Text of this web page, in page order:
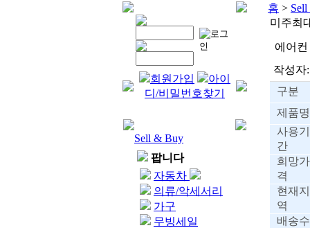
회원가입
아이
디/비밀번호찾기
Sell & Buy
팝니다
자동차
의류/악세서리
가구
무빙세일
홈 >
미주최
에어
작성자:
구분
제품명
사용기
간
희망가
격
현재지
역
배송수